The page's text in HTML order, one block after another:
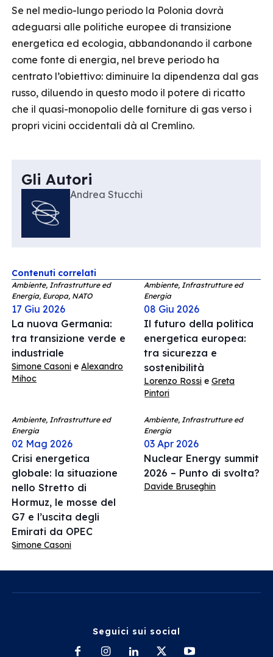
Se nel medio-lungo periodo la Polonia dovrà
adeguarsi alle politiche europee di transizione
energetica ed ecologia, abbandonando il carbone
come fonte di energia, nel breve periodo ha
centrato l’obiettivo: diminuire la dipendenza dal gas
russo, diluendo in questo modo il potere di ricatto
che il quasi-monopolio delle forniture di gas verso i
propri vicini occidentali dà al Cremlino.
Gli Autori
Andrea Stucchi
Contenuti correlati
Ambiente, Infrastrutture ed
Energia, Europa, NATO
17 Giu 2026
La nuova Germania:
tra transizione verde e
industriale
Simone Casoni e Alexandro
Mihoc
Ambiente, Infrastrutture ed
Energia
08 Giu 2026
Il futuro della politica
energetica europea:
tra sicurezza e
sostenibilità
Lorenzo Rossi e Greta
Pintori
Ambiente, Infrastrutture ed
Energia
02 Mag 2026
Crisi energetica
globale: la situazione
nello Stretto di
Hormuz, le mosse del
G7 e l’uscita degli
Emirati da OPEC
Simone Casoni
Ambiente, Infrastrutture ed
Energia
03 Apr 2026
Nuclear Energy summit
2026 – Punto di svolta?
Davide Bruseghin
Seguici sui social